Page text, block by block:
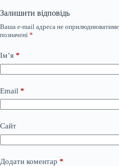
Залишити відповідь
Ваша e-mail адреса не
позначені *
Ім’я *
Email *
Сайт
Додати коментар *